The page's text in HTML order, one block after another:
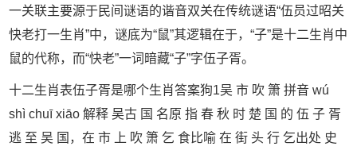
一关联主要源于民间谜语的谐音双关在传统谜语“伍员过昭关
快老打一生肖”中，谜底为“鼠”其逻辑在于，“子”是十二生肖中
鼠的代称，而“快老”一词暗藏“子”字伍子胥。
十二生肖表伍子胥是哪个生肖答案狗1吴 市 吹 箫 拼音 wú
shì chuī xiāo 解释 吴古 国 名原 指 春 秋 时 楚 国 的 伍 子 胥
逃 至 吴 国，在 市 上 吹 箫 乞 食比喻 在 街 头 行 乞出处 史